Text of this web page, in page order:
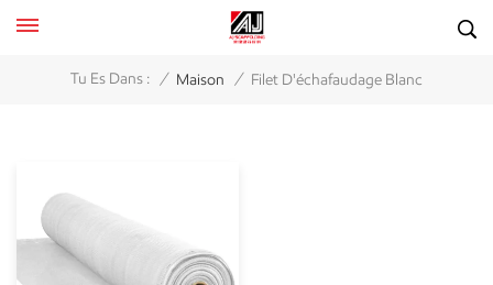
Tu Es Dans : / Maison / Filet D'échafaudage Blanc